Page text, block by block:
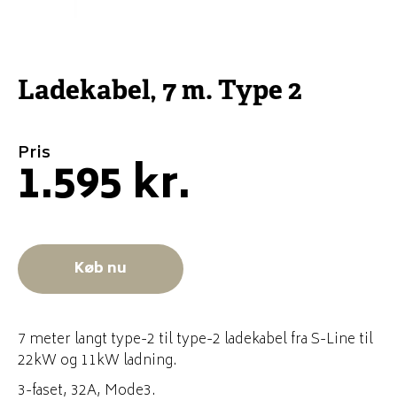
Ladekabel, 7 m. Type 2
Pris
1.595 kr.
Køb nu
7 meter langt type-2 til type-2 ladekabel fra S-Line til
22kW og 11kW ladning.
3-faset, 32A, Mode3.